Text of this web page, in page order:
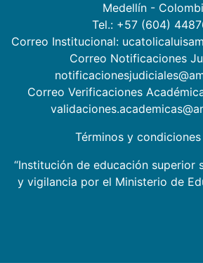
Medellín -
Tel.: +57 (604)
Correo Institucional:
Correo Notificaciones
Correo Verificaciones
Términos y
“Institución de educación superior
y vigilancia por el Ministerio de